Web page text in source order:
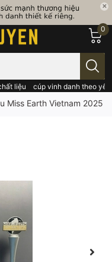
liệu cúp vinh danh theo
0
Miss Earth Vietnam 2025